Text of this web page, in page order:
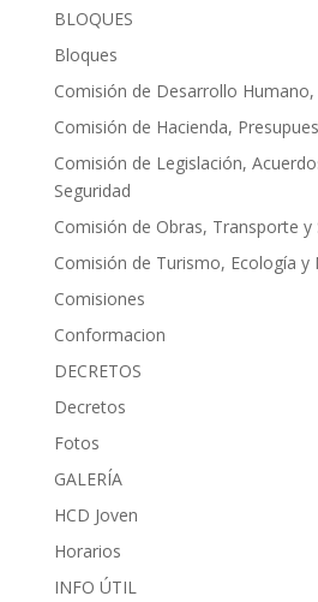
BLOQUES
Bloques
Comisión de Desarrollo Humano,
Comisión de Hacienda,
Comisión de Legislación,
Seguridad
Comisión de Obras, Transporte y
Comisión de Turismo, Ecología y
Comisiones
Conformacion
DECRETOS
Decretos
Fotos
GALERÍA
HCD Joven
Horarios
INFO ÚTIL